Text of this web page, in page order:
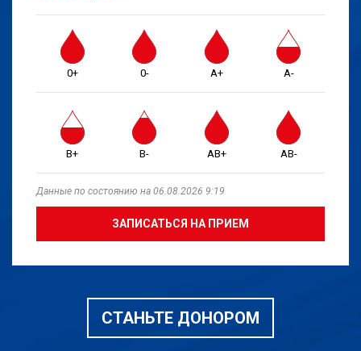
0+ 0- A+ A-
B+ B- AB+ AB-
Данные по состоянию на 06.08.2026 9:19
ЗАПИСАТЬСЯ НА ПРИЕМ
СТАНЬТЕ ДОНОРОМ